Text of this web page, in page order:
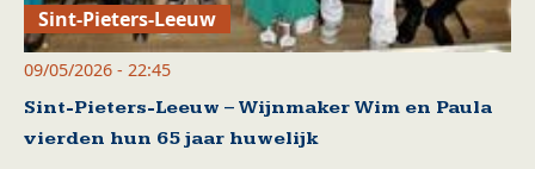
Sint-Pieters-Leeuw
09/05/2026 - 22:45
Sint-Pieters-Leeuw – Wijnmaker Wim en Paula
vierden hun 65 jaar huwelijk